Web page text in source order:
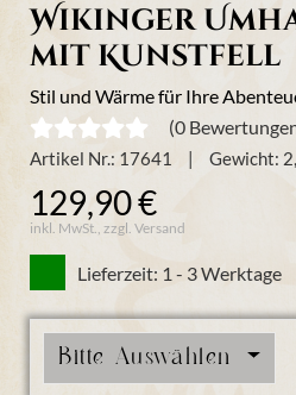
Wikinger
mit Kunstfell
Stil und Wärme für Ihre
(0
Artikel Nr.: 17641 Gewicht:
129,90 €
inkl. MwSt., zzgl. Versand
Lieferzeit: 1 - 3 Werktage
Bitte Auswählen